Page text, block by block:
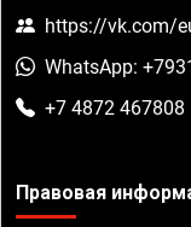
https://vk.com/
WhatsApp:
+7 4872 467808
Правовая